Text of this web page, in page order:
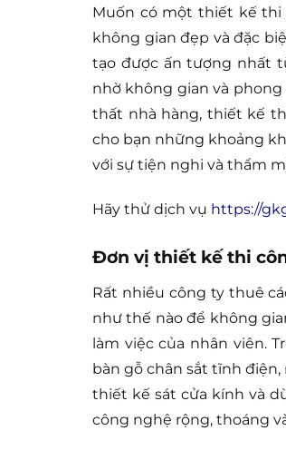
Muốn có một thiết kế thi
không gian đẹp và đặc
tạo được ấn tượng nhất
nhờ không gian và
thất nhà hàng, thiết kế
cho bạn những khoảng
với sự tiện nghi và thẩm
Hãy thử dịch vụ https://
Đơn vị thiết kế thi
Rất nhiều công ty thuê
như thế nào để không
làm việc của nhân viên.
bàn gỗ chân sắt tĩnh
thiết kế sát cửa kính và
công nghệ rộng, thoáng